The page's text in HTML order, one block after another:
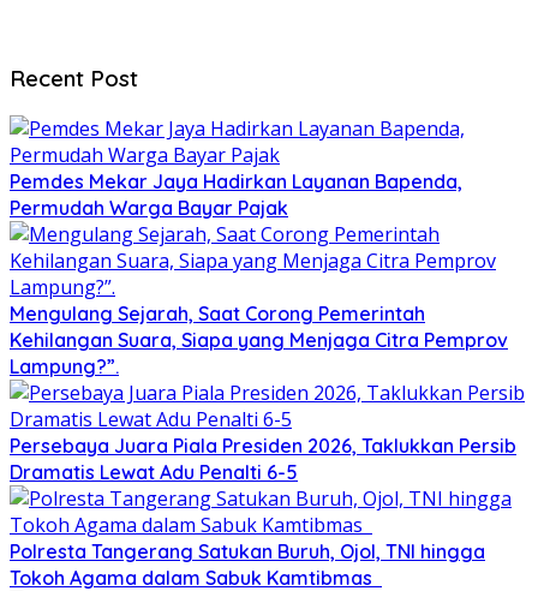
Recent Post
Pemdes Mekar Jaya Hadirkan Layanan Bapenda,
Permudah Warga Bayar Pajak
Mengulang Sejarah, Saat Corong Pemerintah
Kehilangan Suara, Siapa yang Menjaga Citra Pemprov
Lampung?”.
Persebaya Juara Piala Presiden 2026, Taklukkan Persib
Dramatis Lewat Adu Penalti 6-5
Polresta Tangerang Satukan Buruh, Ojol, TNI hingga
Tokoh Agama dalam Sabuk Kamtibmas